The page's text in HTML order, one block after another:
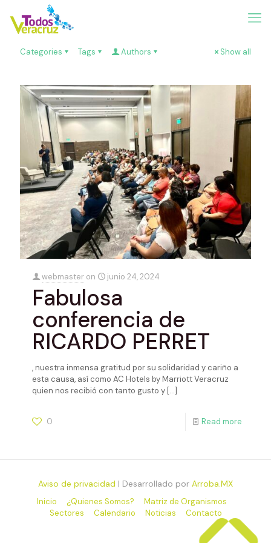
Categories Tags Authors Show all
webmaster on junio 24, 2024
Fabulosa
conferencia de
RICARDO PERRET
, nuestra inmensa gratitud por su solidaridad y cariño a
esta causa, así como AC Hotels by Marriott Veracruz
quien nos recibió con tanto gusto y […]
0 Read more
Aviso de privacidad | Desarrollado por Arroba.MX
Inicio ¿Quienes Somos?
Matriz de Organismos
Sectores
Calendario Noticias Contacto